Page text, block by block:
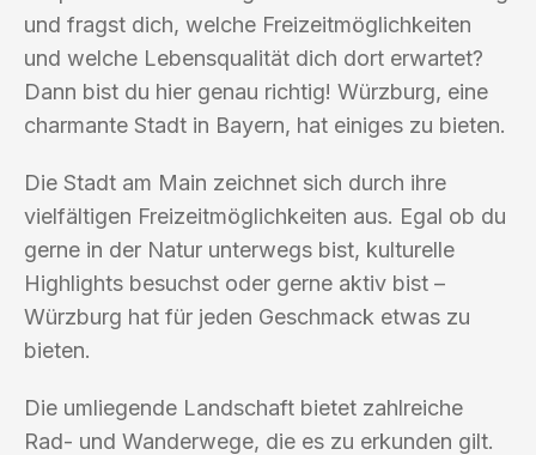
und fragst dich, welche Freizeitmöglichkeiten
und welche Lebensqualität dich dort erwartet?
Dann bist du hier genau richtig! Würzburg, eine
charmante Stadt in Bayern, hat einiges zu bieten.
Die Stadt am Main zeichnet sich durch ihre
vielfältigen Freizeitmöglichkeiten aus. Egal ob du
gerne in der Natur unterwegs bist, kulturelle
Highlights besuchst oder gerne aktiv bist –
Würzburg hat für jeden Geschmack etwas zu
bieten.
Die umliegende Landschaft bietet zahlreiche
Rad- und Wanderwege, die es zu erkunden gilt.